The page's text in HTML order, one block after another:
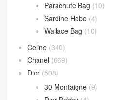
(594)
Andiamo (30)
Andiamo 手拿包(2)
Hop 斜挎包
Jodie 手提包
Loop 斜挎包
Parachute Bag(10)